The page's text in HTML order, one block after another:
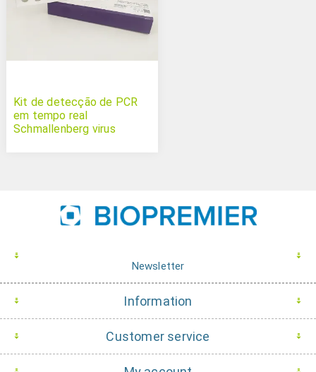
Kit de detecção de PCR
em tempo real
Schmallenberg virus
Newsletter
Information
Customer service